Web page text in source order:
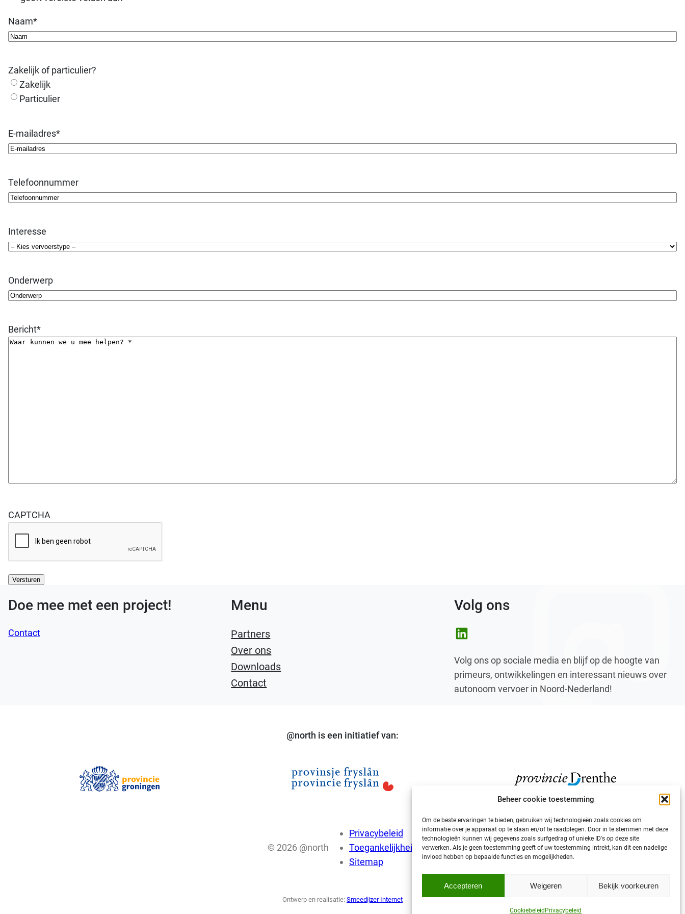
Beheer cookie toestemming
Om de beste ervaringen te bieden, gebruiken wij technologieën zoals cookies om
informatie over je apparaat op te slaan en/of te raadplegen. Door in te stemmen met deze
technologieën kunnen wij gegevens zoals surfgedrag of unieke ID's op deze site
verwerken. Als je geen toestemming geeft of uw toestemming intrekt, kan dit een nadelige
invloed hebben op bepaalde functies en mogelijkheden.
Accepteren Weigeren Bekijk voorkeuren
Cookiebeleid Privacybeleid
Naam*
Zakelijk of particulier?
Zakelijk
Particulier
E-mailadres*
Telefoonnummer
Interesse
Onderwerp
Bericht*
CAPTCHA
Doe mee met een project!
Contact
Menu
Partners
Over ons
Downloads
Contact
Volg ons
LinkedIn
Volg ons op sociale media en blijf op de hoogte van
primeurs, ontwikkelingen en interessant nieuws over
autonoom vervoer in Noord-Nederland!
@north is een initiatief van:
© 2026 @north
Privacybeleid
Toegankelijkheid
Sitemap
Ontwerp en realisatie: Smeedijzer Internet